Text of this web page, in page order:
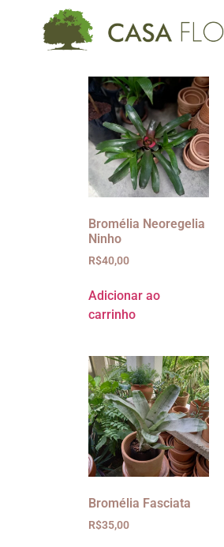
Bromélia Neoregelia
Ninho
R$40,00
Adicionar ao
carrinho
Bromélia Fasciata
R$35,00